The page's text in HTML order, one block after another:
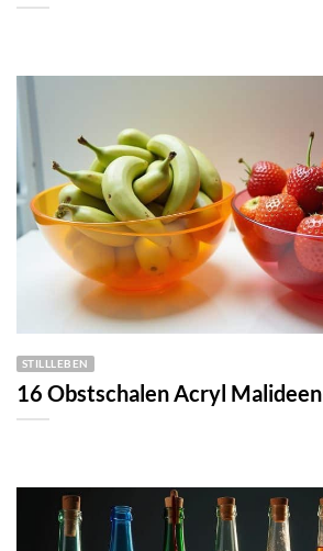
STILLLEBEN
16 Obstschalen Acryl Malideen